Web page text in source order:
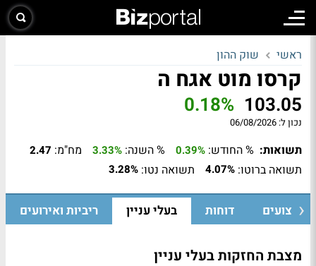
ראשי שוק ההון
קרסו מוט אגח ה
103.05
0.18%
נכון ל: 06/08/2026
תשואות: % החודש: 0.39% % השנה: 3.33% מח"מ: 2.47
תשואה ברוטו: 4.07% תשואה נטו: 3.28%
ביצועים דוחות בעלי עניין ריביות ואירועים
מצבת החזקות בעלי עניין